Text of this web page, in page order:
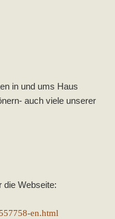
in und ums Haus
auch viele unserer
die Webseite:
en.html